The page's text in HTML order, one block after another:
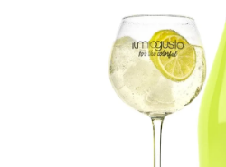
ČAJ & ČOKOLÁDA
PŘÍSLUŠENSTVÍ
Obchodní
Podmínky ochrany osobních údajů